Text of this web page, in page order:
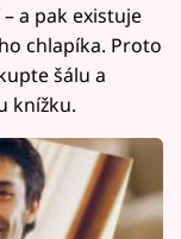
a pak existuje
chlapíka. Proto
šálu a
knížku.